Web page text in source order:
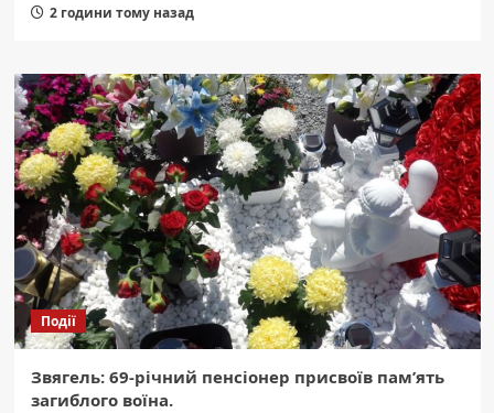
2 години тому назад
Події
Звягель: 69-річний пенсіонер присвоїв пам’ять
загиблого воїна.